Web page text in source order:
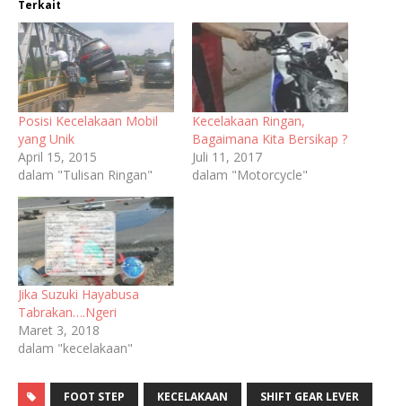
Terkait
Posisi Kecelakaan Mobil
yang Unik
April 15, 2015
dalam "Tulisan Ringan"
Kecelakaan Ringan,
Bagaimana Kita Bersikap ?
Juli 11, 2017
dalam "Motorcycle"
Jika Suzuki Hayabusa
Tabrakan….Ngeri
Maret 3, 2018
dalam "kecelakaan"
FOOT STEP KECELAKAAN SHIFT GEAR LEVER